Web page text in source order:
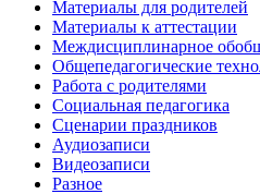
Материалы для родителей
Материалы к аттестации
Междисциплинарное
Общепедагогические
Работа с родителями
Социальная педагогика
Сценарии праздников
Аудиозаписи
Видеозаписи
Разное